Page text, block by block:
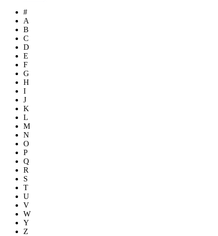
#
A
B
C
D
E
F
G
H
I
J
K
L
M
N
O
P
Q
R
S
T
U
V
W
Y
Z